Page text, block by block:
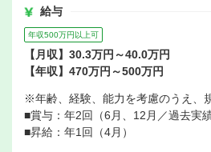
給与
年収500万円以上可
【月収】30.3万円～40.0万円
【年収】470万円～500万円
※年齢、経験、能力を考慮のうえ、
■賞与：年2回（6月、12月／過去実
■昇給：年1回（4月）